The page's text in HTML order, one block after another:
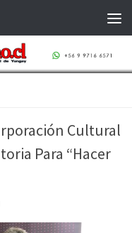
Cultural
Para “Hacer